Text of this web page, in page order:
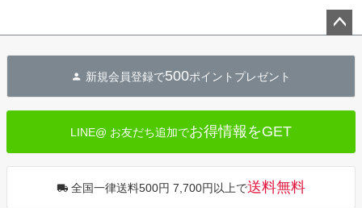
へ
新規会員登録で500ポイントプレゼント
LINE@ お友だち追加でお得情報をGET
全国一律送料500円 7,700円以上で送料無料